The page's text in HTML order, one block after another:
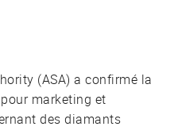
(ASA) a confirmé la
pour marketing et
des diamants